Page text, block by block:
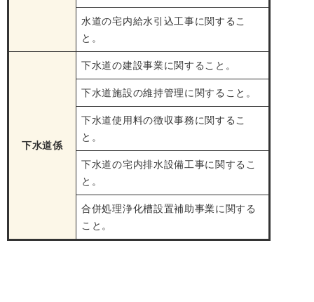
水道の宅内給水引込工事に関するこ
と。
下水道係
下水道の建設事業に関すること。
下水道施設の維持管理に関すること。
下水道使用料の徴収事務に関するこ
と。
下水道の宅内排水設備工事に関するこ
と。
合併処理浄化槽設置補助事業に関する
こと。